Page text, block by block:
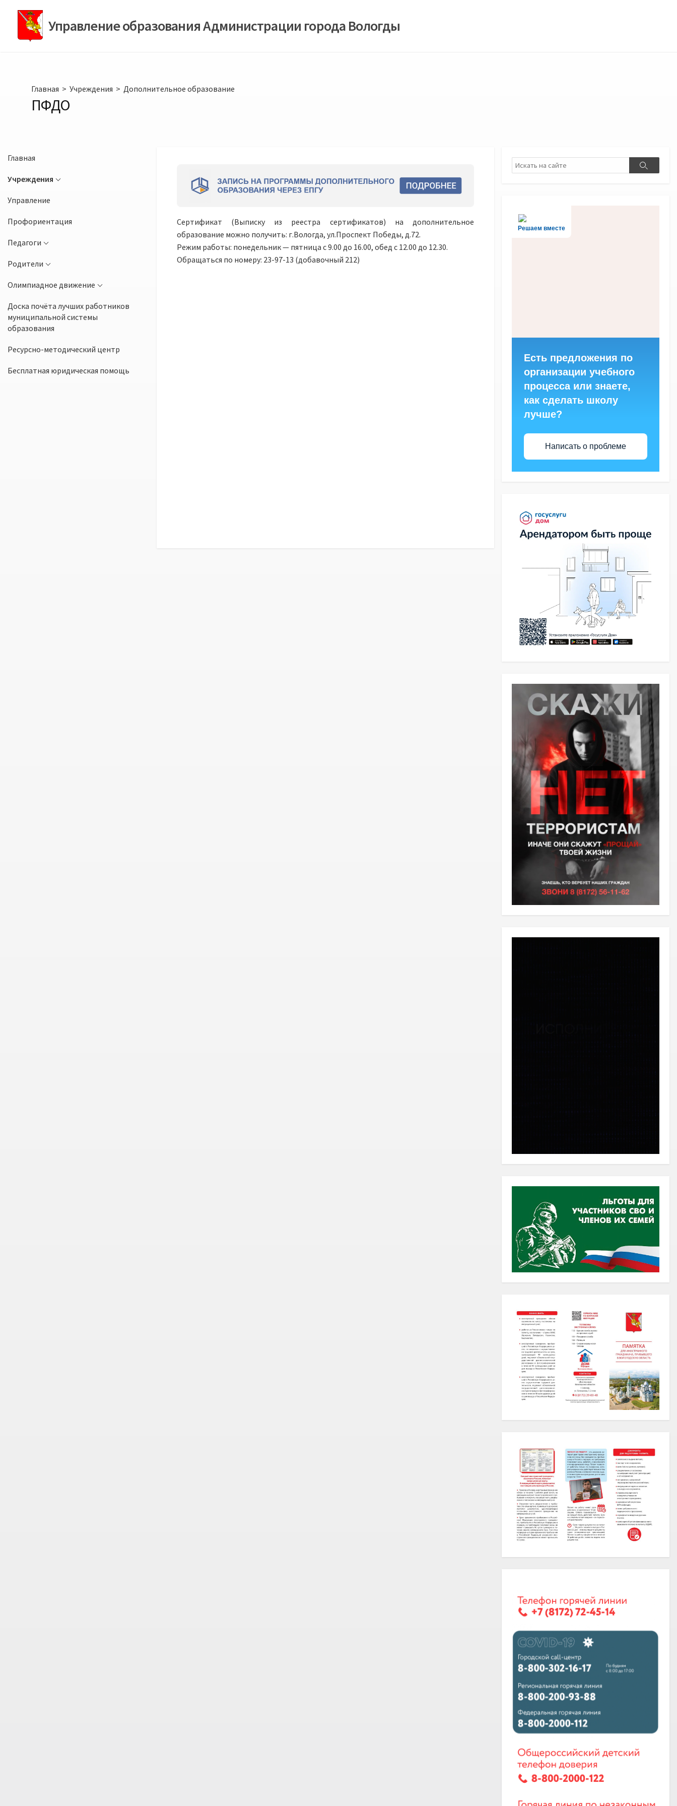
содержимомуУправление образования Администрации города Вологды
Главная >Учреждения >Дополнительное образование
ПФДО
Главная
Учреждения
Управление
Профориентация
Педагоги
Родители
Олимпиадное движение
Доска почёта лучших работников
муниципальной системы
образования
Ресурсно-методический центр
Бесплатная юридическая помощь
Сертификат (Выписку из реестра сертификатов) на дополнительное
образование можно получить: г.Вологда, ул.Проспект Победы, д.72.
Режим работы: понедельник — пятница с 9.00 до 16.00, обед с 12.00 до 12.30.
Обращаться по номеру: 23-97-13 (добавочный 212)
Поиск
Поиск
Решаем вместе
Есть предложения по
организации учебного
процесса или знаете,
как сделать школу
лучше?
Написать о проблеме